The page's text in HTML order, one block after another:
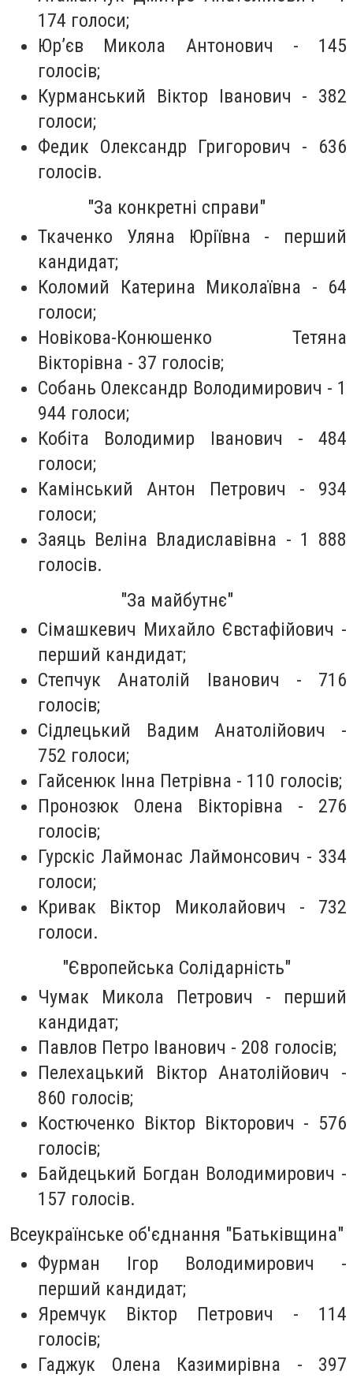
174 голоси;
Юр’єв Микола Антонович - 145
голосів;
Курманський Віктор Іванович - 382
голоси;
Федик Олександр Григорович - 636
голосів.
"За конкретні справи"
Ткаченко Уляна Юріївна - перший
кандидат;
Коломий Катерина Миколаївна - 64
голоси;
Новікова-Конюшенко Тетяна
Вікторівна - 37 голосів;
Собань Олександр Володимирович - 1
944 голоси;
Кобіта Володимир Іванович - 484
голоси;
Камінський Антон Петрович - 934
голоси;
Заяць Веліна Владиславівна - 1 888
голосів.
"За майбутнє"
Сімашкевич Михайло Євстафійович -
перший кандидат;
Степчук Анатолій Іванович - 716
голосів;
Сідлецький Вадим Анатолійович -
752 голоси;
Гайсенюк Інна Петрівна - 110 голосів;
Пронозюк Олена Вікторівна - 276
голосів;
Гурскіс Лаймонас Лаймонсович - 334
голоси;
Кривак Віктор Миколайович - 732
голоси.
"Європейська Солідарність"
Чумак Микола Петрович - перший
кандидат;
Павлов Петро Іванович - 208 голосів;
Пелехацький Віктор Анатолійович -
860 голосів;
Костюченко Віктор Вікторович - 576
голосів;
Байдецький Богдан Володимирович -
157 голосів.
Всеукраїнське об'єднання "Батьківщина"
Фурман Ігор Володимирович -
перший кандидат;
Яремчук Віктор Петрович - 114
голосів;
Гаджук Олена Казимирівна - 397